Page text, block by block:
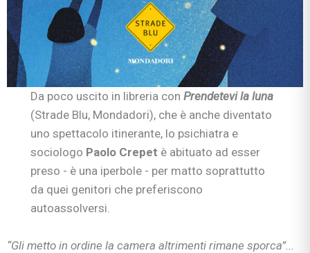
Da poco uscito in libreria conPrendetevi la luna
(Strade Blu, Mondadori), che è anche diventato
uno spettacolo itinerante, lo psichiatra e
sociologo Paolo Crepet è abituato ad esser
preso - è una iperbole - per matto soprattutto
da quei genitori che preferiscono
autoassolversi.
“Gli metto in ordine la camera altrimenti rimane sporca”...